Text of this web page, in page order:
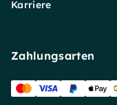
Karriere
Zahlungsarten